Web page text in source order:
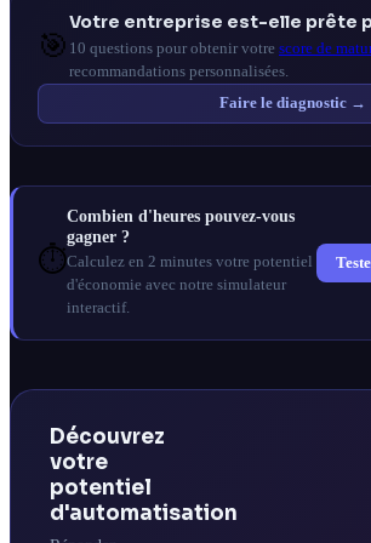
🎯
Votre entreprise est-elle prête
10 questions pour obtenir votre score de
recommandations personnalisées.
Faire le diagnostic →
⏱️
Combien d'heures pouvez-vous
gagner ?
Calculez en 2 minutes votre potentiel
d'économie avec notre simulateur
interactif.
Découvrez
votre
potentiel
d'automatisation